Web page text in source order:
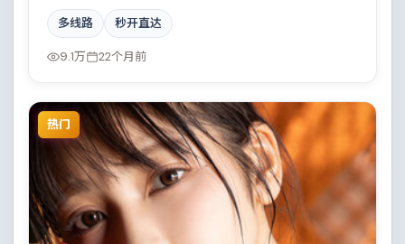
富，科技伦理与情感羁绊形成强烈对撞。全片在类型元
素与人文关怀之间取得平衡。
多线路 秒开直达
9.1万 22个月前
热门